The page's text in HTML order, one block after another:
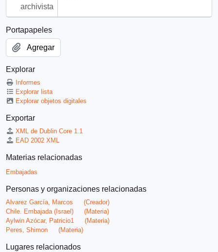
archivista
Portapapeles
Agregar
Explorar
Informes
Explorar lista
Explorar objetos digitales
Exportar
XML de Dublin Core 1.1
EAD 2002 XML
Materias relacionadas
Embajadas
Personas y organizaciones relacionadas
Alvarez García, Marcos
(Creador)
Chile. Embajada (Israel)
(Materia)
Aylwin Azócar, Patricio1
(Materia)
Peres, Shimon
(Materia)
Lugares relacionados